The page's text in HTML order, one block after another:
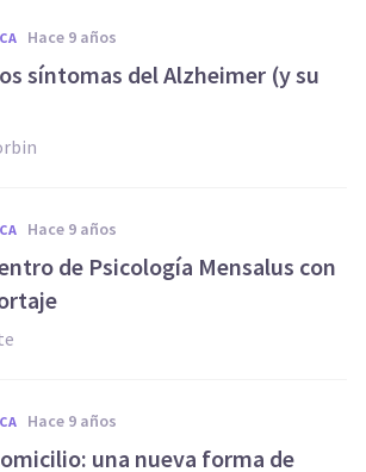
hace 9 años
síntomas del Alzheimer (y su
hace 9 años
de Psicología Mensalus con
hace 9 años
una nueva forma de